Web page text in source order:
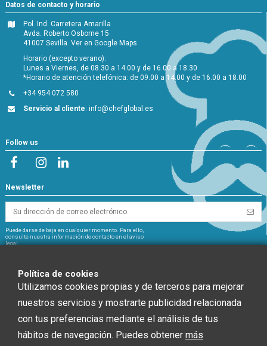
Datos de contacto y horario
Pol. Ind. Carretera Amarilla
Avda. Roberto Osborne 15
41007 Sevilla.Ver en Google Maps
Horario (excepto verano):
Lunes a Viernes, de 08.30 a 14.00 y de 16.00 a 18.30
*Horario de atención telefónica: de 09.00 a 14.00 y de 16.00 a 18.00
+34 954 072 580
Servicio al cliente:info@chefglobal.es
Follow us
Newsletter
Puede darse de baja en cualquier momento. Para ello,
consulte nuestra información de contacto en el aviso
legal.
CHEF GLOBAL 2014 SOCIEDAD LIMITADA ha recibido una ayuda de la Unión
Europea con cargo al Fondo NextGenerationEU, en el marco del Plan de
Política de cookies
Utilizamos cookies propias y de terceros para mejorar
nuestros servicios y mostrarte publicidad relacionada
con tus preferencias mediante el análisis de tus
hábitos de navegación. Puedes obtener más